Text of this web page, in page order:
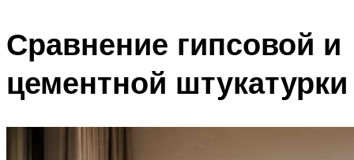
Сравнение гипсовой и
цементной штукатурки